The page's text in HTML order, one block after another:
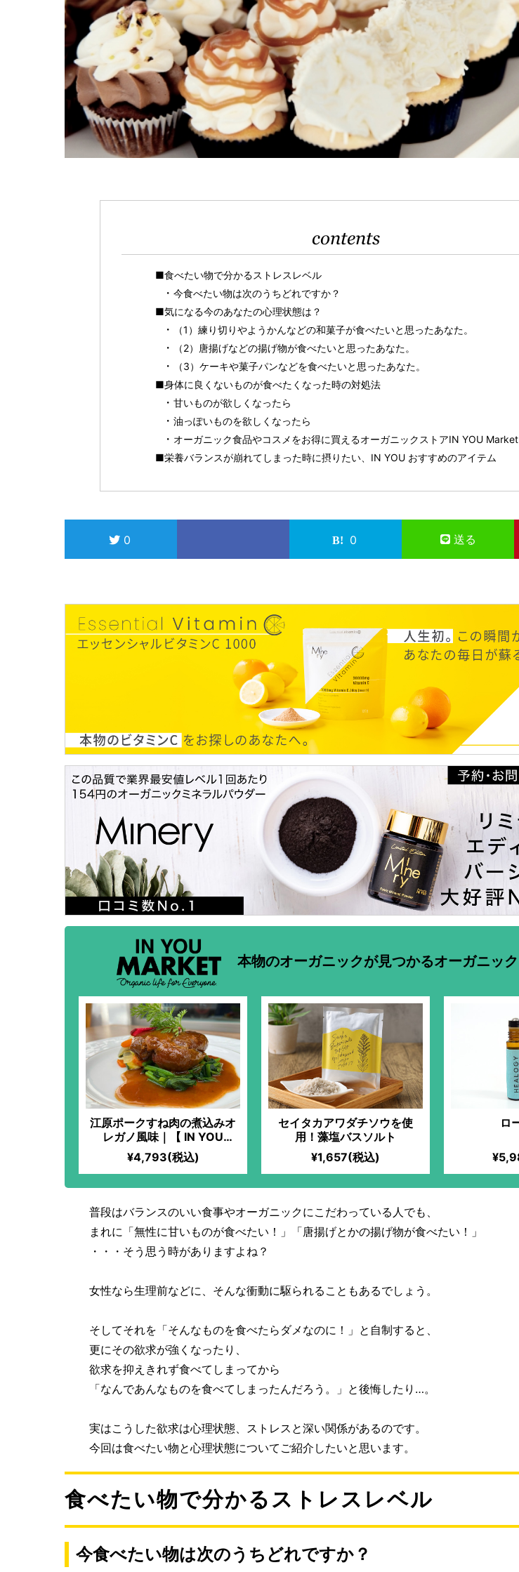
contents
■食べたい物で分かるストレスレベル
今食べたい物は次のうちどれですか？
■気になる今のあなたの心理状態は？
（1）練り切りやようかんなどの和菓子が食べたいと思ったあなた。
（2）唐揚げなどの揚げ物が食べたいと思ったあなた。
（3）ケーキや菓子パンなどを食べたいと思ったあなた。
■身体に良くないものが食べたくなった時の対処法
甘いものが欲しくなったら
油っぽいものを欲しくなったら
オーガニック食品やコスメをお得に買えるオーガニックストアIN YOU Market
■栄養バランスが崩れてしまった時に摂りたい、IN YOU おすすめのアイテム
0 0 送る
本物のオーガニックが見つかるオーガニッ
江原ポークすね肉の煮込みオ
レガノ風味｜【 IN YOU
MARKET限定】「化学過敏症
の妻のために、美味しいお料
材料オーガニックのフレンチ
料理！非常に柔らかくて、旨
味がたっぷり！お肉が大好き
な方にはたまらない美味し
¥4,793(税込)
セイタカアワダチソウを使
用！藻塩バスソルト
¥1,657(税込)
ロ
普段はバランスのいい食事やオーガニックにこだわっている人でも、
まれに「無性に甘いものが食べたい！」「唐揚げとかの揚げ物が食べたい！」
・・・そう思う時がありますよね？
女性なら生理前などに、そんな衝動に駆られることもあるでしょう。
そしてそれを「そんなものを食べたらダメなのに！」と自制すると、
更にその欲求が強くなったり、
欲求を抑えきれず食べてしまってから
「なんであんなものを食べてしまったんだろう。」と後悔したり…。
実はこうした欲求は心理状態、ストレスと深い関係があるのです。
今回は食べたい物と心理状態についてご紹介したいと思います。
食べたい物で分かるストレスレベル
今食べたい物は次のうちどれですか？